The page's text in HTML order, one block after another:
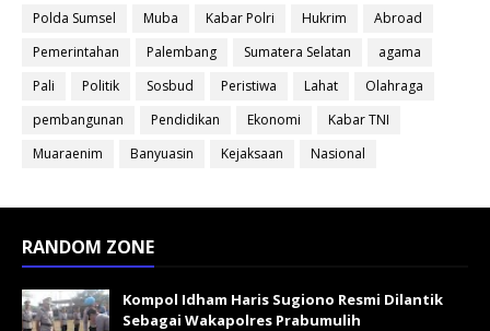
Polda Sumsel
Muba Kabar Polri Hukrim
Abroad
Pemerintahan
Palembang Sumatera Selatan
agama
Pali
Politik Sosbud Peristiwa Lahat
Olahraga
pembangunan
Pendidikan Ekonomi
Kabar TNI
Muaraenim
Banyuasin Kejaksaan Nasional
RANDOM ZONE
Kompol Idham Haris Sugiono Resmi Dilantik
Sebagai Wakapolres Prabumulih